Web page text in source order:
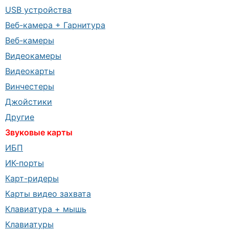
USB устройства
Веб-камера + Гарнитура
Веб-камеры
Видеокамеры
Видеокарты
Винчестеры
Джойстики
Другие
Звуковые карты
ИБП
ИК-порты
Карт-ридеры
Карты видео захвата
Клавиатура + мышь
Клавиатуры